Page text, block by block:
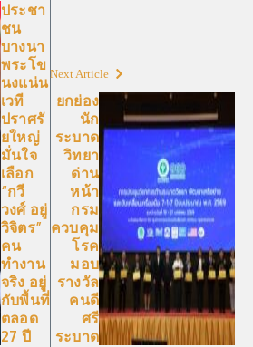
ประชา
ชน
บางนา
พระโข
นงแน่น
เวที
ปราศรั
ยใหญ่
มั่นใจ
เลือก
“กวี
วงศ์ อยู่
วิจิตร”
คน
ทำงาน
จริง อยู่
กับพื้นที่
ตลอด
27 ปี
Next Article
ยกย่อง
นัก
ระบาด
วิทยา
ด่าน
หน้า
กรม
ควบคุม
โรค
มอบ
รางวัล
คนดี
ศรี
ระบาด